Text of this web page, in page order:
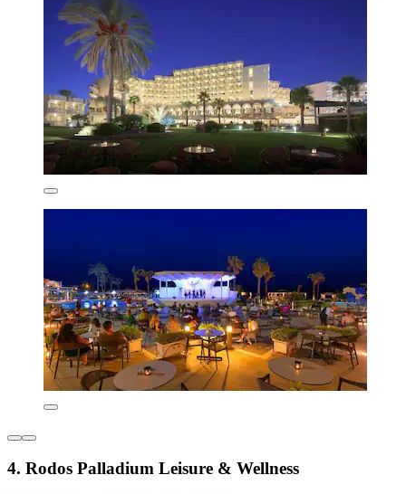
4. Rodos Palladium Leisure & Wellness